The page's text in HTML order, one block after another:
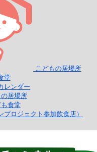
こどもの居場所
堂
レンダー
居場所
食堂
ロジェクト参加飲食店）